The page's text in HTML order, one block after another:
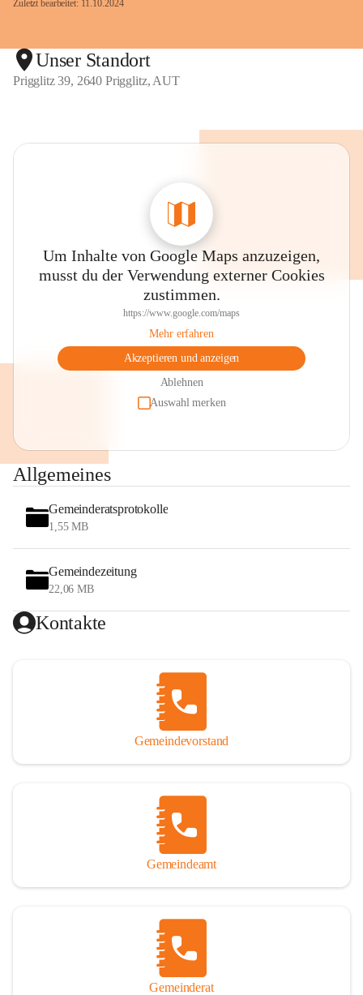
Zuletzt bearbeitet: 11.10.2024
Unser Standort
Prigglitz 39, 2640 Prigglitz, AUT
Um Inhalte von Google Maps anzuzeigen,
musst du der Verwendung externer Cookies
zustimmen.
https://www.google.com/maps
Mehr erfahren
Akzeptieren und anzeigen
Ablehnen
Auswahl merken
Allgemeines
Gemeinderatsprotokolle
1,55 MB
Gemeindezeitung
22,06 MB
Kontakte
Gemeindevorstand
Gemeindeamt
Gemeinderat